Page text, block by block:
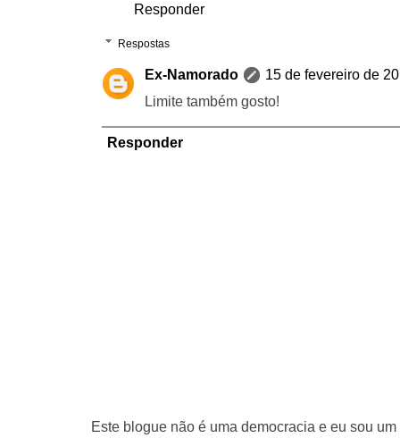
Responder
Respostas
Ex-Namorado
15 de fevereiro de
Limite também gosto!
Responder
Este blogue não é uma democracia e eu sou